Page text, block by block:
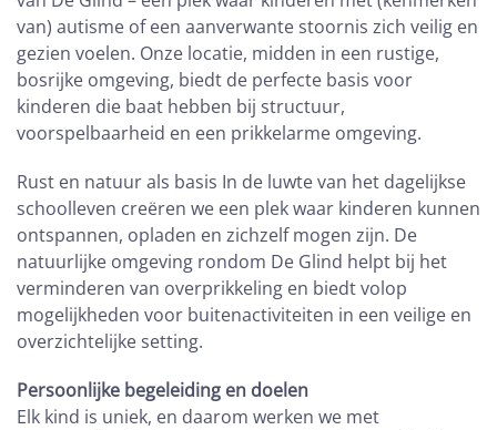
van) autisme of een aanverwante stoornis zich veilig en
gezien voelen. Onze locatie, midden in een rustige,
bosrijke omgeving, biedt de perfecte basis voor
kinderen die baat hebben bij structuur,
voorspelbaarheid en een prikkelarme omgeving.
Rust en natuur als basis In de luwte van het dagelijkse
schoolleven creëren we een plek waar kinderen kunnen
ontspannen, opladen en zichzelf mogen zijn. De
natuurlijke omgeving rondom De Glind helpt bij het
verminderen van overprikkeling en biedt volop
mogelijkheden voor buitenactiviteiten in een veilige en
overzichtelijke setting.
Persoonlijke begeleiding en doelen
Elk kind is uniek, en daarom werken we met